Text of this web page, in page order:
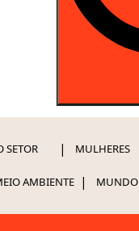
SETOR MULHERES
AMBIENTE MUNDO